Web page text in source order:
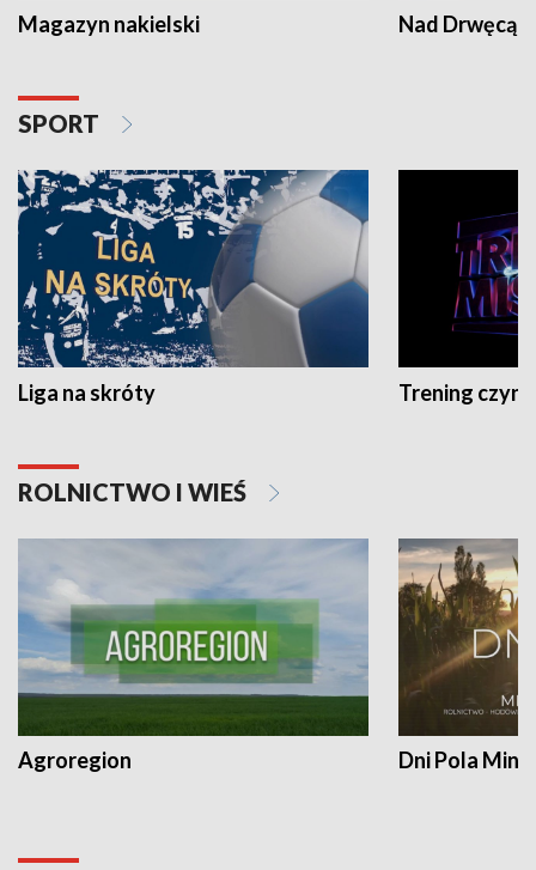
Magazyn nakielski Nad Drwęcą
SPORT
Liga na skróty Trening czyni
ROLNICTWO I WIEŚ
Agroregion Dni Pola